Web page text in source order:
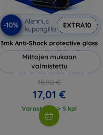
-10%
Alennus
kupongilla
EXTRA10
3mk Anti-Shock protective glass
Mittojen mukaan
valmistettu
18,90 €
17,01 €
Varastossa > 5 kpl